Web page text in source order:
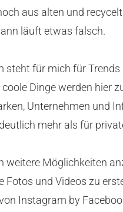
aus alten und
läuft etwas falsch.
steht für mich für
coole Dinge werden hier
Unternehmen und
mehr als für
weitere Möglichkeiten
Fotos und Videos zu
Instagram by